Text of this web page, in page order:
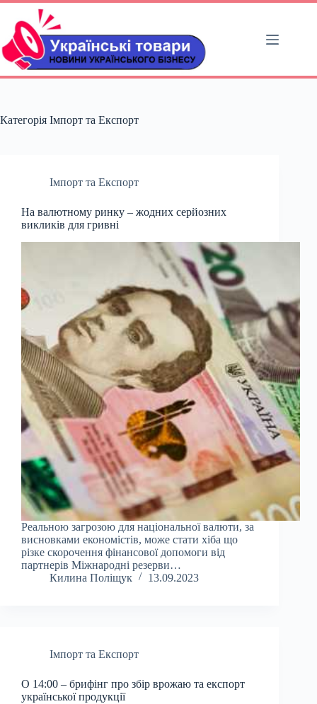
Перейти
вмісту
Категорія Імпорт та Експорт
Імпорт та Експорт
На валютному ринку – жодних серйозних
викликів для гривні
Реальною загрозою для національної валюти, за
висновками економістів, може стати хіба що
різке скорочення фінансової допомоги від
партнерів Міжнародні резерви…
Килина Поліщук
13.09.2023
Імпорт та Експорт
О 14:00 – брифінг про збір врожаю та експорт
української продукції